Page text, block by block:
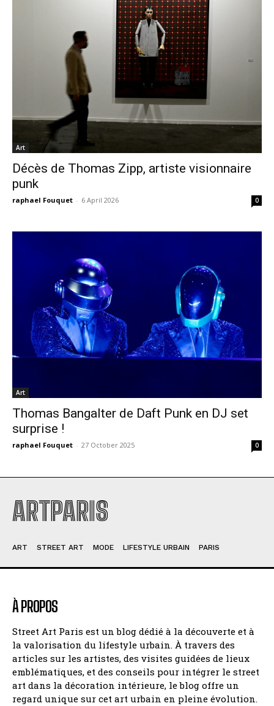
Art
Décès de Thomas Zipp, artiste visionnaire
punk
raphael Fouquet - 6 April 2026 0
Art
Thomas Bangalter de Daft Punk en DJ set
surprise !
raphael Fouquet - 27 October 2025 0
ARTPARIS
ART STREET ART MODE LIFESTYLE URBAIN PARIS
À PROPOS
Street Art Paris est un blog dédié à la découverte et à
la valorisation du lifestyle urbain. À travers des
articles sur les artistes, des visites guidées de lieux
emblématiques, et des conseils pour intégrer le street
art dans la décoration intérieure, le blog offre un
regard unique sur cet art urbain en pleine évolution.